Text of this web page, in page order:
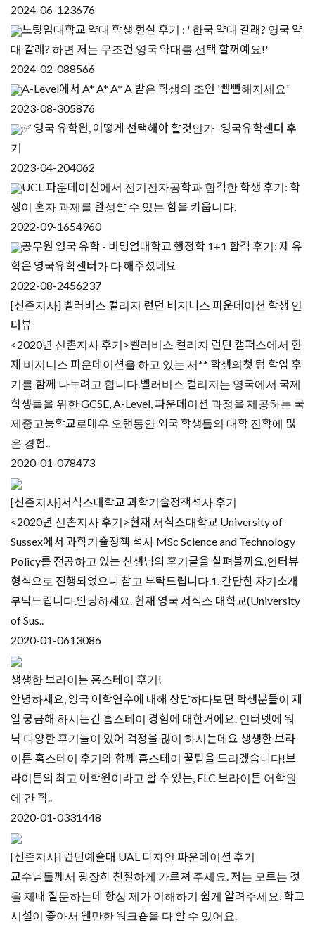
2024-06-123676
노팅엄대학교 약대 학생 현실 후기 : ' 한국 약대 갈래? 영국 약
대 갈래? 하면 저는 무조건 영국 약대를 선택 할꺼예요!'
2024-02-088566
A-Level에서 A* A* A* A 받은 학생의 조언 '뻔뻔해지세요'
2023-08-305876
✅ 영국 유학원, 어떻게 선택해야 할것인가 -영국유학센터 후
기
2023-04-204062
UCL 파운데이션에서 전기전자공학과 합격한 학생 후기: 학
생이 혼자 과제를 완성할 수 있는 힘을 키웁니다.
2022-09-1654960
공무원 영국 유학 - 버밍엄대학교 행정학 1+1 합격 후기: 제 유
학은 영국유학센터가 다 해주셨네요
2022-08-2456237
[신촌지사] 벨러비스 컬리지 런던 비지니스 파운데이션 학생 인
터뷰
<2020년 신촌지사 후기>벨러비스 컬리지 런던 캠퍼스에서 현
재 비지니스 파운데이션을 하고 있는 서** 학생의첫 텀 학업 후
기를 함께 나누려고 합니다.벨러비스 컬리지는 영국에서 국제
학생들을 위한 GCSE, A-Level, 파운데이션 과정을 제공하는 국
제중고등학교로매우 오랜동안 외국 학생들의 대학 진학에 많
은 경험..
2020-01-078473
[신촌지사]서식스대학교 과학기술정책석사 후기
<2020년 신촌지사 후기>현재 서식스대학교 University of
Sussex에서 과학기술정책 석사 MSc Science and Technology
Policy를 전공하고 있는 선생님의 후기글을 살펴볼까요.인터뷰
형식으로 진행되었으니 참고 부탁드립니다.1. 간단한 자기소개
부탁드립니다.안녕하세요. 현재 영국 서식스 대학교(University
of Sus..
2020-01-0613086
생생한 브라이튼 홈스테이 후기!
안녕하세요, 영국 어학연수에 대해 상담하다보면 학생분들이 제
일 궁금해 하시는건 홈스테이 경험에 대한거에요. 인터넷에 워
낙 다양한 후기들이 있어 걱정을 많이 하시는데요 생생한 브라
이튼 홈스테이 후기와 함께 홈스테이 꿀팁을 드리겠습니다!브
라이튼의 최고 어학원이라고 할 수 있는, ELC 브라이튼 어학원​
에 간 학..
2020-01-0331448
[신촌지사] 런던예술대 UAL 디자인 파운데이션 후기
교수님들께서 굉장히 친절하게 가르쳐 주세요. 저는 모르는 것
을 제때 질문하는데 항상 제가 이해하기 쉽게 알려주세요. 학교
시설이 좋아서 웬만한 워크숍을 다 할 수 있어요.